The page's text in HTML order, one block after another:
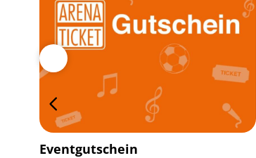
Eventgutschein